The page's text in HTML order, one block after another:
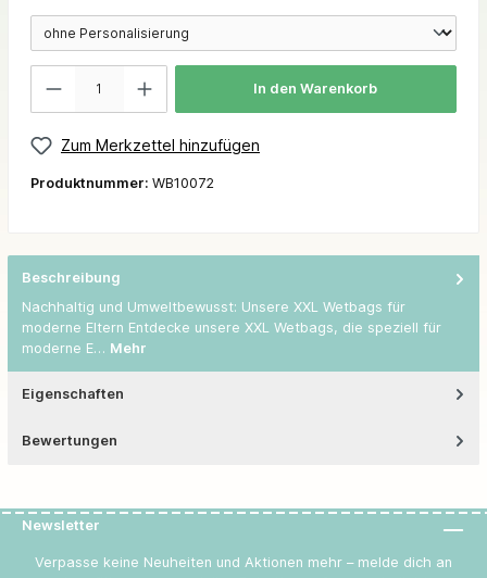
In den Warenkorb
Zum Merkzettel hinzufügen
Produktnummer: WB10072
Beschreibung
Nachhaltig und Umweltbewusst: Unsere XXL Wetbags für
moderne Eltern Entdecke unsere XXL Wetbags, die speziell für
moderne E… Mehr
Eigenschaften
Bewertungen
Newsletter
Verpasse keine Neuheiten und Aktionen mehr – melde dich an